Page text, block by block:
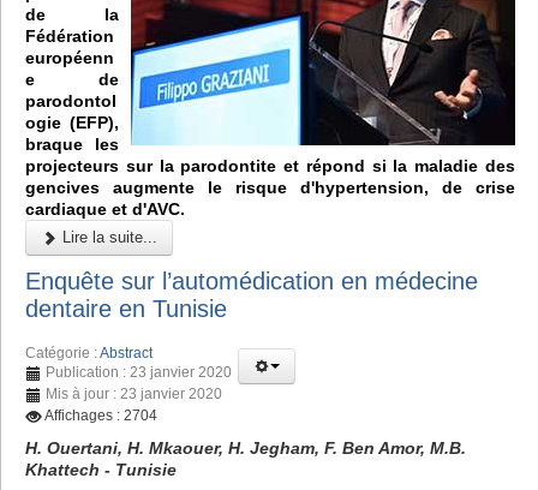
de la
Fédération
européenn
e de
parodontol
ogie (EFP),
braque les
projecteurs sur la parodontite et répond si la maladie des
gencives augmente le risque d'hypertension, de crise
cardiaque et d'AVC.
Lire la suite...
Enquête sur l’automédication en médecine
dentaire en Tunisie
Catégorie :Abstract
Publication : 23 janvier 2020
Mis à jour : 23 janvier 2020
Affichages : 2704
H. Ouertani, H. Mkaouer, H. Jegham, F. Ben Amor, M.B.
Khattech - Tunisie